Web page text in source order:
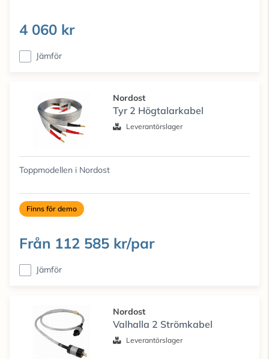
4 060 kr
Jämför
Nordost
Tyr 2 Högtalarkabel
Leverantörslager
Toppmodellen i Nordost
Finns för demo
Från 112 585 kr/par
Jämför
Nordost
Valhalla 2 Strömkabel
Leverantörslager